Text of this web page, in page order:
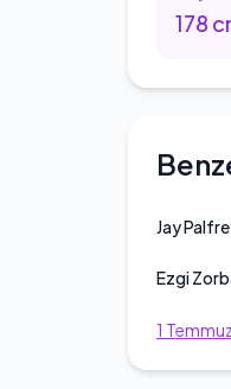
178
Jay
Ezgi
1 Temmuz